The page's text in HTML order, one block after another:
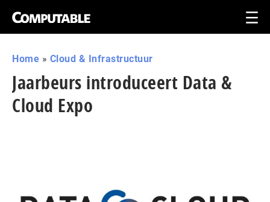
Home » Cloud & Infrastructuur
Jaarbeurs introduceert Data &
Cloud Expo